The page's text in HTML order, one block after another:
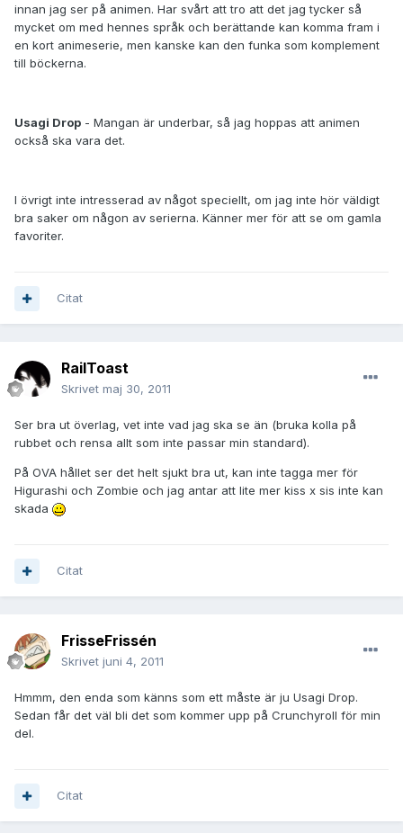
innan jag ser på animen. Har svårt att tro att det jag tycker så
mycket om med hennes språk och berättande kan komma fram i
en kort animeserie, men kanske kan den funka som komplement
till böckerna.
Usagi Drop - Mangan är underbar, så jag hoppas att animen
också ska vara det.
I övrigt inte intresserad av något speciellt, om jag inte hör väldigt
bra saker om någon av serierna. Känner mer för att se om gamla
favoriter.
Citat
RailToast
Skrivet maj 30, 2011
Ser bra ut överlag, vet inte vad jag ska se än (bruka kolla på
rubbet och rensa allt som inte passar min standard).
På OVA hållet ser det helt sjukt bra ut, kan inte tagga mer för
Higurashi och Zombie och jag antar att lite mer kiss x sis inte kan
skada
Citat
FrisseFrissén
Skrivet juni 4, 2011
Hmmm, den enda som känns som ett måste är ju Usagi Drop.
Sedan får det väl bli det som kommer upp på Crunchyroll för min
del.
Citat